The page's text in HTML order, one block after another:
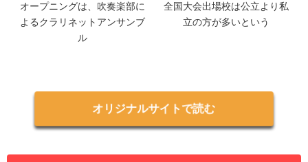
オープニングは、吹奏楽部に
よるクラリネットアンサンブ
ル
全国大会出場校は公立より私
立の方が多いという
オリジナルサイトで読む